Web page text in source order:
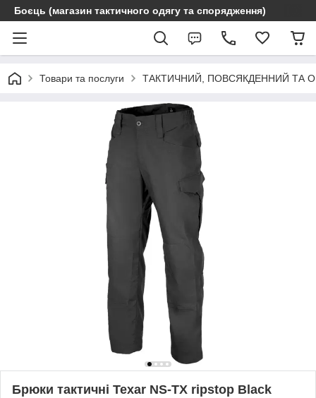
Боєць (магазин тактичного одягу та спорядження)
Товари та послуги ТАКТИЧНИЙ, ПОВСЯКДЕННИЙ ТА
Брюки тактичні Texar NS-TX ripstop Black